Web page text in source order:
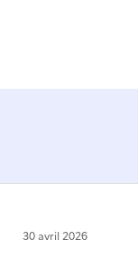
30 avril 2026